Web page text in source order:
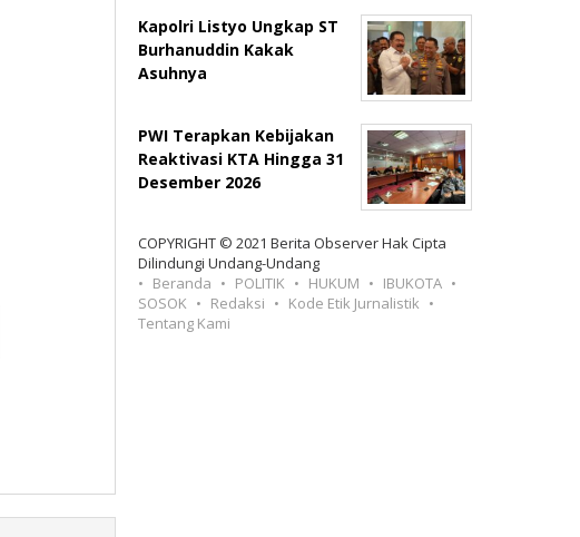
Kapolri Listyo Ungkap ST
Burhanuddin Kakak
Asuhnya
PWI Terapkan Kebijakan
Reaktivasi KTA Hingga 31
Desember 2026
COPYRIGHT © 2021 Berita Observer Hak Cipta
Dilindungi Undang-Undang
Beranda
POLITIK HUKUM
IBUKOTA
SOSOK
Redaksi
Kode Etik Jurnalistik
Tentang Kami